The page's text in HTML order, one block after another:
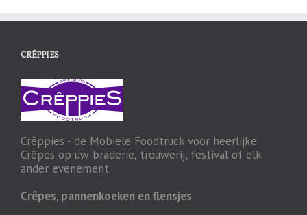
CRÊPPIES
Crêppies - de Mobiele Foodtruck voor heerlijke
Crêpes op uw braderie, trouwerij, festival of elk
ander evenement.
Crêpes, pannenkoeken en flensjes